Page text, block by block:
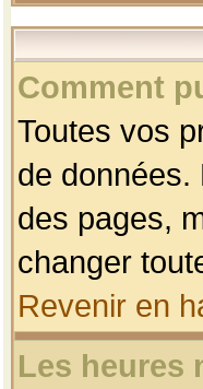
Comment
Toutes vos
de
des pages,
changer
Revenir en
Les heures